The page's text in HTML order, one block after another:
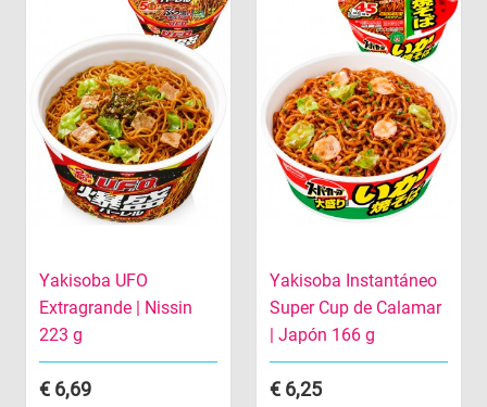
Yakisoba UFO
Extragrande | Nissin
223 g
6,69
Yakisoba Instantáneo
Super Cup de Calamar
| Japón 166 g
6,25